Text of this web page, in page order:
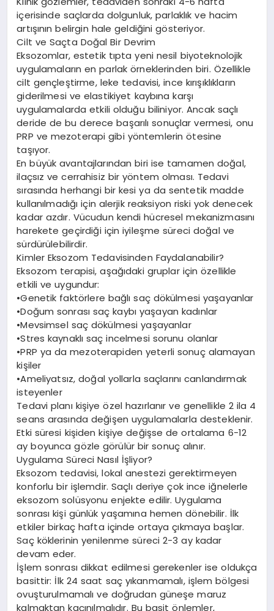
içerisinde saçlarda dolgunluk, parlaklık ve hacim
artışının belirgin hale geldiğini gösteriyor.
Cilt ve Saçta Doğal Bir Devrim
Eksozomlar, estetik tıpta yeni nesil biyoteknolojik
uygulamaların en parlak örneklerinden biri. Özellikle
cilt gençleştirme, leke tedavisi, ince kırışıklıkların
giderilmesi ve elastikiyet kaybına karşı
uygulamalarda etkili olduğu biliniyor. Ancak saçlı
deride de bu derece başarılı sonuçlar vermesi, onu
PRP ve mezoterapi gibi yöntemlerin ötesine
taşıyor.
En büyük avantajlarından biri ise tamamen doğal,
ilaçsız ve cerrahisiz bir yöntem olması. Tedavi
sırasında herhangi bir kesi ya da sentetik madde
kullanılmadığı için alerjik reaksiyon riski yok denecek
kadar azdır. Vücudun kendi hücresel mekanizmasını
harekete geçirdiği için iyileşme süreci doğal ve
sürdürülebilirdir.
Kimler Eksozom Tedavisinden Faydalanabilir?
Eksozom terapisi, aşağıdaki gruplar için özellikle
etkili ve uygundur:
•Genetik faktörlere bağlı saç dökülmesi yaşayanlar
•Doğum sonrası saç kaybı yaşayan kadınlar
•Mevsimsel saç dökülmesi yaşayanlar
•Stres kaynaklı saç incelmesi sorunu olanlar
•PRP ya da mezoterapiden yeterli sonuç alamayan
kişiler
•Ameliyatsız, doğal yollarla saçlarını canlandırmak
isteyenler
Tedavi planı kişiye özel hazırlanır ve genellikle 2 ila 4
seans arasında değişen uygulamalarla desteklenir.
Etki süresi kişiden kişiye değişse de ortalama 6-12
ay boyunca gözle görülür bir sonuç alınır.
Uygulama Süreci Nasıl İşliyor?
Eksozom tedavisi, lokal anestezi gerektirmeyen
konforlu bir işlemdir. Saçlı deriye çok ince iğnelerle
eksozom solüsyonu enjekte edilir. Uygulama
sonrası kişi günlük yaşamına hemen dönebilir. İlk
etkiler birkaç hafta içinde ortaya çıkmaya başlar.
Saç köklerinin yenilenme süreci 2-3 ay kadar
devam eder.
İşlem sonrası dikkat edilmesi gerekenler ise oldukça
basittir: İlk 24 saat saç yıkanmamalı, işlem bölgesi
ovuşturulmamalı ve doğrudan güneşe maruz
kalmaktan kaçınılmalıdır. Bu basit önlemler,